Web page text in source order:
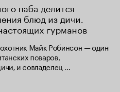
паба делится
блюд из дичи.
гурманов
Майк Робинсон — один
поваров,
и совладелец
паба с престижной
по приготовлению